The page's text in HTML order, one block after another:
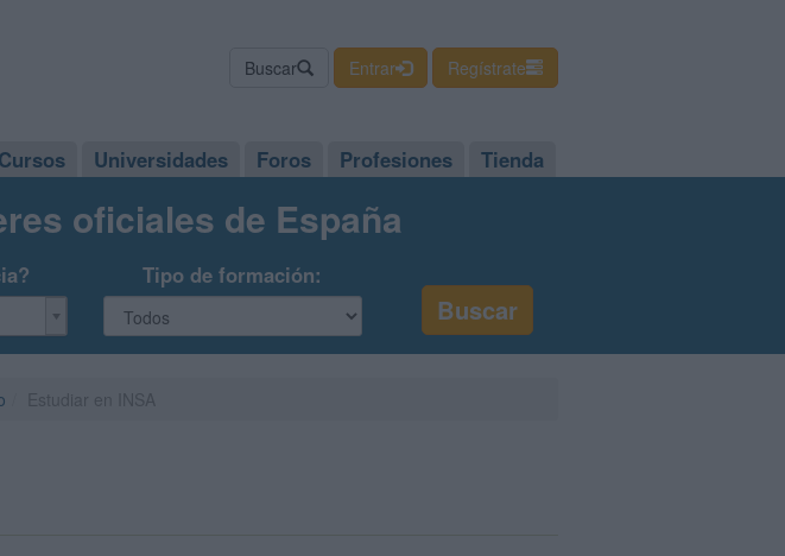
Buscar Entrar Regístrate
Cursos Universidades Foros Profesiones Tienda
oficiales de España
Tipo de formación: